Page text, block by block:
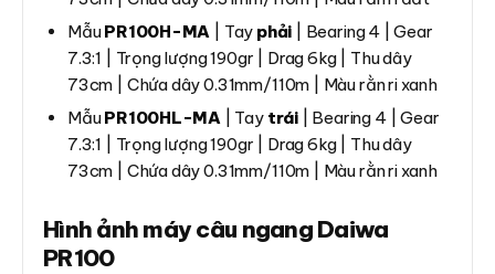
MẫuPR100H-MA | Tay phải | Bearing 4 | Gear
7.3:1 | Trọng lượng 190gr | Drag 6kg | Thu dây
73cm | Chứa dây 0.31mm/110m | Màu rằn ri xanh
MẫuPR100HL-MA | Tay trái| Bearing 4 | Gear
7.3:1 | Trọng lượng 190gr | Drag 6kg | Thu dây
73cm | Chứa dây 0.31mm/110m | Màu rằn ri xanh
Hình ảnh máy câu ngang Daiwa
PR100